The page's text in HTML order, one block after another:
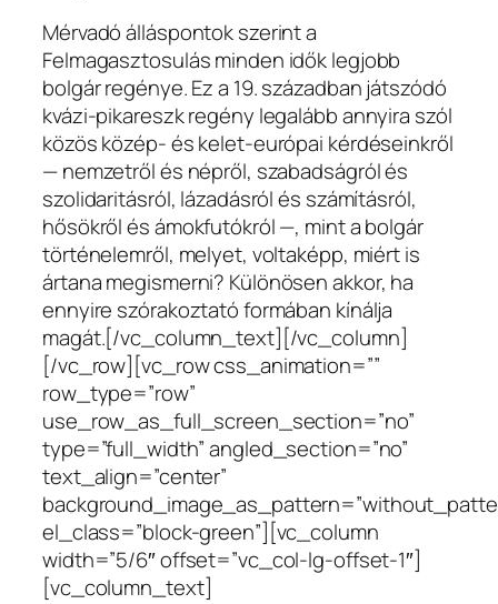
Mérvadó álláspontok szerint a
Felmagasztosulás minden idők legjobb
bolgár regénye. Ez a 19. században játszódó
kvázi-pikareszk regény legalább annyira szól
közös közép- és kelet-európai kérdéseinkről
— nemzetről és népről, szabadságról és
szolidaritásról, lázadásról és számításról,
hősökről és ámokfutókról —, mint a bolgár
történelemről, melyet, voltaképp, miért is
ártana megismerni? Különösen akkor, ha
ennyire szórakoztató formában kínálja
magát.[/vc_column_text][/vc_column]
[/vc_row][vc_row css_animation=””
row_type=”row”
use_row_as_full_screen_section=”no”
type=”full_width” angled_section=”no”
text_align=”center”
el_class=”block-green”][vc_column
width=”5/6″ offset=”vc_col-lg-offset-1″]
[vc_column_text]